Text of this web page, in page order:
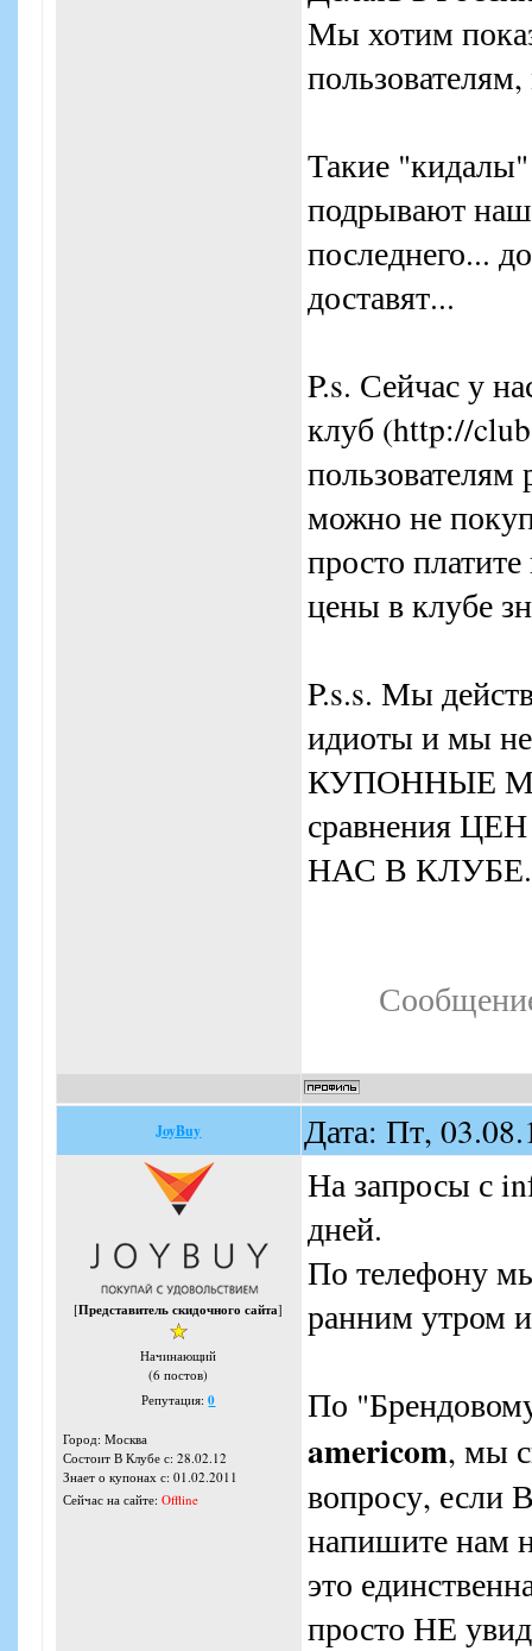
Мы хотим
Такие
подрывают
последнего...
доставят...
P.s. Сейчас у
клуб (http://
можно не
просто
цены в клубе
P.s.s. Мы
идиоты и мы
КУПОННЫЕ
сравнения
НАС В КЛУБЕ.
JoyBuy Дата: Пт,
[Представитель скидочного сайта]
Начинающий
(6 постов)
Репутация:0
Город: Москва
Состоит В Клубе с: 28.02.12
Знает о купонах с: 01.02.2011
Сейчас на сайте: Offline
На запросы с
дней.
По телефону
ранним утром
По
americom, мы
вопросу, если
напишите нам
это
просто НЕ